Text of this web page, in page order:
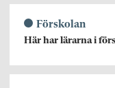
Förskolan
Här har lärarna i